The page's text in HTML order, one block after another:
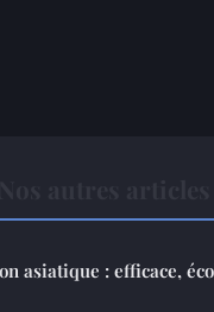
asiatique : efficace,